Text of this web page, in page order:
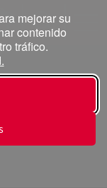
mejorar su
contenido
tráfico.